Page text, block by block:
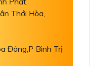
Thới Hòa,
Đông,P Bình Trị